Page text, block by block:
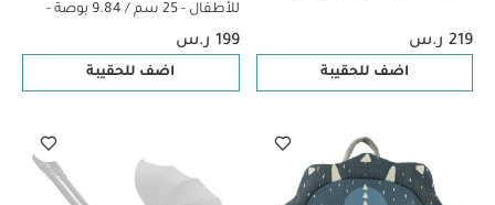
219 ر.س
اضف للحقيبة
للأطفال - 25 سم / 9.84 بوصة -
مسز باترفلاي
199 ر.س
اضف للحقيبة